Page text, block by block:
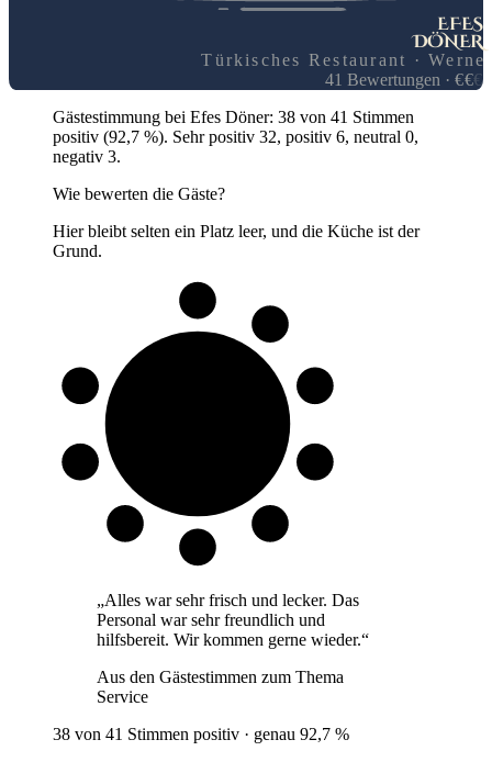
EFES
DÖNER
Türkisches Restaurant · Werne
41 Bewertungen ·€€€
Gästestimmung bei Efes Döner: 38 von 41 Stimmen
positiv (92,7 %). Sehr positiv 32, positiv 6, neutral 0,
negativ 3.
Wie bewerten die Gäste?
Hier bleibt selten ein Platz leer, und die Küche ist der
Grund.
„Alles war sehr frisch und lecker. Das
Personal war sehr freundlich und
hilfsbereit. Wir kommen gerne wieder.“
Aus den Gästestimmen zum Thema
Service
38 von 41 Stimmen positiv · genau 92,7 %